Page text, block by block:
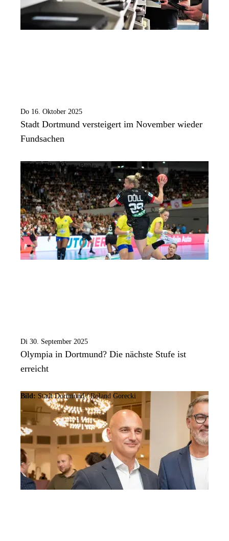
Do 16. Oktober 2025
Stadt Dortmund versteigert im November wieder
Fundsachen
Bild: DHB / Kenny Beele
Di 30. September 2025
Olympia in Dortmund? Die nächste Stufe ist
erreicht
Bild: Stadt Dortmund / Roland Gorecki